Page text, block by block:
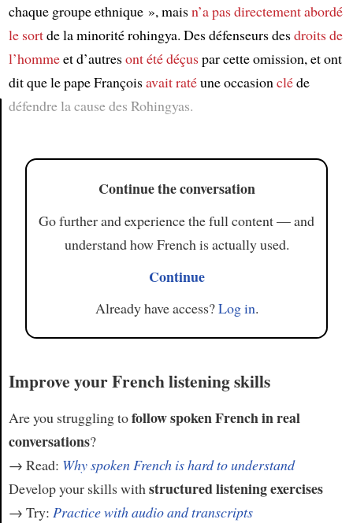
chaque groupe ethnique », maisn’a pas directement abordé
le sortde la minorité rohingya. Des défenseurs desdroits de
l’hommeet d’autresont été déçuspar cette omission, et ont
dit que le pape Françoisavait ratéune occasioncléde
défendre la cause des Rohingyas.
Continue the conversation
Go further and experience the full content — and
understand how French is actually used.
Continue
Already have access?Log in.
Improve your French listening skills
Are you struggling tofollow spoken French in real
conversations?
→ Read: Why spoken French is hard to understand
Develop your skills with structured listening exercises
→ Try: Practice with audio and transcripts